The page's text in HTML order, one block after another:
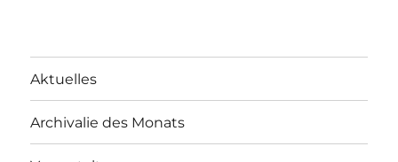
Aktuelles
Archivalie des Monats